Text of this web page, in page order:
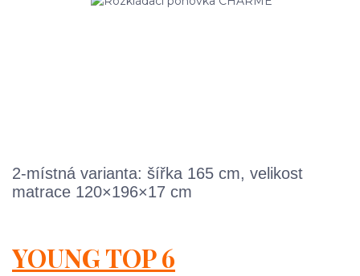
2-místná varianta: šířka 165 cm, velikost
matrace 120×196×17 cm
YOUNG TOP 6